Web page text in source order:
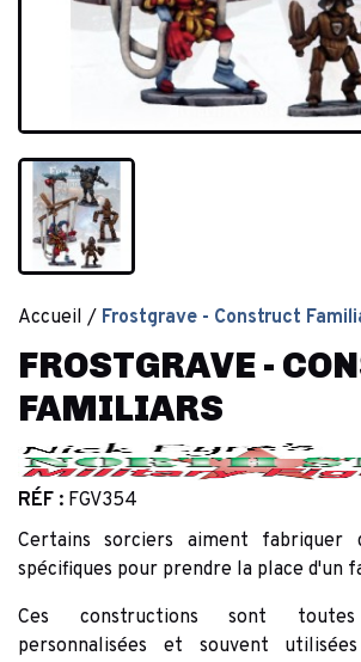
Accueil Frostgrave - Construct
FROSTGRAVE -
FAMILIARS
RÉF : FGV354
Certains sorciers aiment fabriquer
spécifiques pour prendre la place d'un
Ces constructions sont
personnalisées et souvent